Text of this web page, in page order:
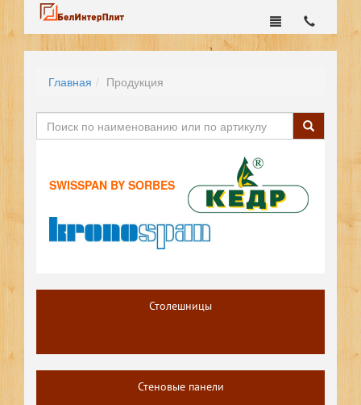
Главная Продукция
SWISSPAN BY SORBES
Столешницы
Стеновые панели